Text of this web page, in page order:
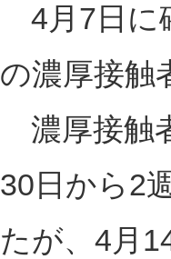
4月7日に
の濃厚接触
濃厚接触
30日から2
たが、4月